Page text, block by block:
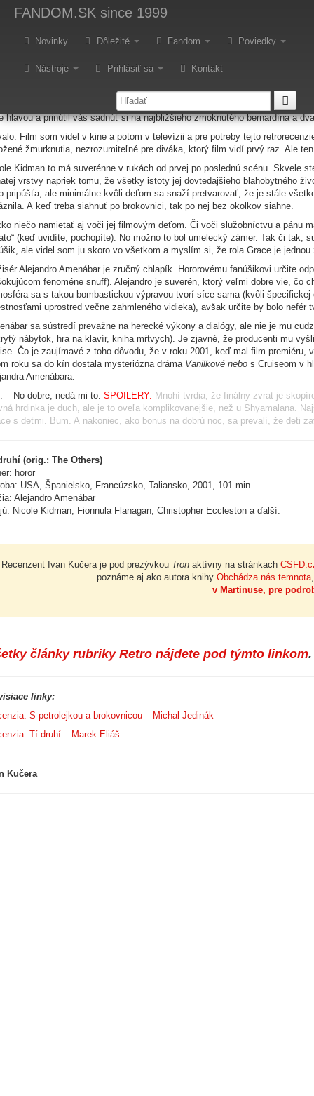
FANDOM.SK since 1999
Novinky Dôležité Fandom Poviedky
Nástroje Prihlásiť sa Kontakt
Tí druhí
1945. Grace (Nicole Kidman) žije s dvoma deťmi v obrovskom, starom
Jedného rána jej na dvere zaklope nové služobníctvo. A začnú sa diať
predstavovali v roku 2001 v kinách malý zjav. Žiadna vyvražďovačka,
nenápadne sa poza chrbát zakrádajúci horor, čilský režisér,
hlavou a prinútil vás sadnúť si na najbližšieho zmoknutého bernardína a
Film som videl v kine a potom v televízii a pre potreby tejto
žmurknutia, nezrozumiteľné pre diváka, ktorý film vidí prvý raz. Ale
Kidman to má suverénne v rukách od prvej po poslednú scénu. Skvele
vrstvy napriek tomu, že všetky istoty jej dovtedajšieho blahobytného
pripúšťa, ale minimálne kvôli deťom sa snaží pretvarovať, že je stále
A keď treba siahnuť po brokovnici, tak po nej bez okolkov siahne.
niečo namietať aj voči jej filmovým deťom. Či voči služobníctvu a pánu
(keď uvidíte, pochopíte). No možno to bol umelecký zámer. Tak či
ale videl som ju skoro vo všetkom a myslím si, že rola Grace je
Alejandro Amenábar je zručný chlapík. Hororovému fanúšikovi určite
fenoméne snuff). Alejandro je suverén, ktorý veľmi dobre vie,
sa s takou bombastickou výpravou tvorí síce sama (kvôli
uprostred večne zahmleného vidieka), avšak určite by bolo nefér
sa sústredí prevažne na herecké výkony a dialógy, ale nie je mu
nábytok, hra na klavír, kniha mŕtvych). Je zjavné, že producenti mu
Čo je zaujímavé z toho dôvodu, že v roku 2001, keď mal film
roku sa do kín dostala mysteriózna dráma Vanilkové nebo s Cruiseom v
Amenábara.
– No dobre, nedá mi to. SPOILERY: Mnohí tvrdia, že finálny zvrat je
hrdinka je duch, ale je to oveľa komplikovanejšie, než u Shyamalana.
s deťmi. Bum. A nakoniec, ako bonus na dobrú noc, sa prevalí, že deti
(orig.: The Others)
horor
USA, Španielsko, Francúzsko, Taliansko, 2001, 101 min.
Alejandro Amenábar
Nicole Kidman, Fionnula Flanagan, Christopher Eccleston a ďalší.
Recenzent Ivan Kučera je pod prezývkou Tron aktívny na stránkach
poznáme aj ako autora knihy Obchádza nás temnota
v Martinuse, pre
články rubriky Retro nájdete pod týmto linkom.
linky:
S petrolejkou a brokovnicou – Michal Jedinák
Tí druhí – Marek Eliáš
Kučera